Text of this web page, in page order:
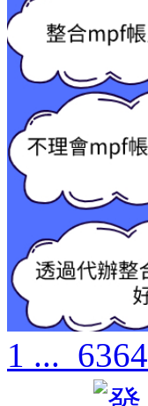
1 ... 6364